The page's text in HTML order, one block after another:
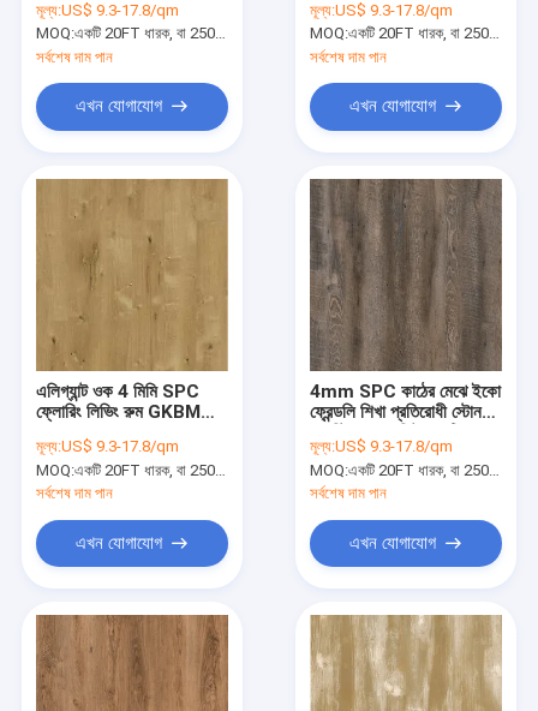
GKBM LS-M029
মূল্য:US$ 9.3-17.8/qm
MOQ:একটি 20FT ধারক, বা 2500 বর্গ মিটার;
সর্বশেষ দাম পান
এখন যোগাযোগ
সিলভার ওক GKBM DG-
W50012B
মূল্য:US$ 9.3-17.8/qm
MOQ:একটি 20FT ধারক, বা 2500 বর্গ মিটার;
সর্বশেষ দাম পান
এখন যোগাযোগ
এলিগ্যান্ট ওক 4 মিমি SPC
ফ্লোরিং লিভিং রুম GKBM
মূল্য:US$ 9.3-17.8/qm
MOQ:একটি 20FT ধারক, বা 2500 বর্গ মিটার;
সর্বশেষ দাম পান
এখন যোগাযোগ
4mm SPC কাঠের মেঝে ইকো
ফ্রেন্ডলি শিখা প্রতিরোধী স্টোন
পাইন ইউনিলিন ক্লিক করুন
GKBM DP-W82231
মূল্য:US$ 9.3-17.8/qm
MOQ:একটি 20FT ধারক, বা 2500 বর্গ মিটার;
সর্বশেষ দাম পান
এখন যোগাযোগ